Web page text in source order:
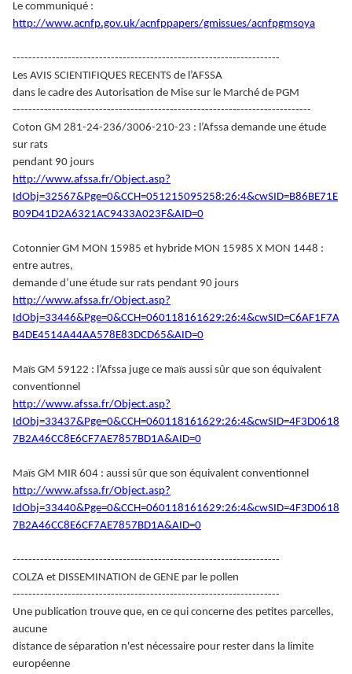
Le communiqué :
http://www.acnfp.gov.uk/acnfppapers/gmissues/acnfpgmsoya
--------------------------------------------------------------------
Les AVIS SCIENTIFIQUES RECENTS de l’AFSSA
dans le cadre des Autorisation de Mise sur le Marché de PGM
----------------------------------------------------------------------------
Coton GM 281-24-236/3006-210-23 : l’Afssa demande une étude
sur rats
pendant 90 jours
http://www.afssa.fr/Object.asp?
IdObj=32567&Pge=0&CCH=051215095258:26:4&cwSID=B86BE71E
B09D41D2A6321AC9433A023F&AID=0
Cotonnier GM MON 15985 et hybride MON 15985 X MON 1448 :
entre autres,
demande d’une étude sur rats pendant 90 jours
http://www.afssa.fr/Object.asp?
IdObj=33446&Pge=0&CCH=060118161629:26:4&cwSID=C6AF1F7A
B4DE4514A44AA578E83DCD65&AID=0
Maïs GM 59122 : l’Afssa juge ce maïs aussi sûr que son équivalent
conventionnel
http://www.afssa.fr/Object.asp?
IdObj=33437&Pge=0&CCH=060118161629:26:4&cwSID=4F3D0618
7B2A46CC8E6CF7AE7857BD1A&AID=0
Maïs GM MIR 604 : aussi sûr que son équivalent conventionnel
http://www.afssa.fr/Object.asp?
IdObj=33440&Pge=0&CCH=060118161629:26:4&cwSID=4F3D0618
7B2A46CC8E6CF7AE7857BD1A&AID=0
--------------------------------------------------------------------
COLZA et DISSEMINATION de GENE par le pollen
--------------------------------------------------------------------
Une publication trouve que, en ce qui concerne des petites parcelles,
aucune
distance de séparation n'est nécessaire pour rester dans la limite
européenne